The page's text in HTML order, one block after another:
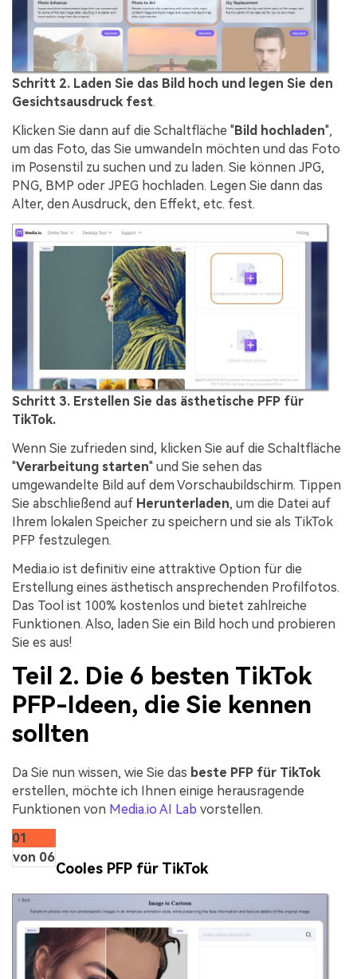
Schritt 2. Laden Sie das Bild hoch und legen Sie den
Gesichtsausdruck fest.
Klicken Sie dann auf die Schaltfläche "Bild hochladen",
um das Foto, das Sie umwandeln möchten und das Foto
im Posenstil zu suchen und zu laden. Sie können JPG,
PNG, BMP oder JPEG hochladen. Legen Sie dann das
Alter, den Ausdruck, den Effekt, etc. fest.
Schritt 3. Erstellen Sie das ästhetische PFP für
TikTok.
Wenn Sie zufrieden sind, klicken Sie auf die Schaltfläche
"Verarbeitung starten" und Sie sehen das
umgewandelte Bild auf dem Vorschaubildschirm. Tippen
Sie abschließend auf Herunterladen, um die Datei auf
Ihrem lokalen Speicher zu speichern und sie als TikTok
PFP festzulegen.
Media.io ist definitiv eine attraktive Option für die
Erstellung eines ästhetisch ansprechenden Profilfotos.
Das Tool ist 100% kostenlos und bietet zahlreiche
Funktionen. Also, laden Sie ein Bild hoch und probieren
Sie es aus!
Teil 2. Die 6 besten TikTok
PFP-Ideen, die Sie kennen
sollten
Da Sie nun wissen, wie Sie das beste PFP für TikTok
erstellen, möchte ich Ihnen einige herausragende
Funktionen von Media.io AI Lab vorstellen.
01
von 06
Cooles PFP für TikTok